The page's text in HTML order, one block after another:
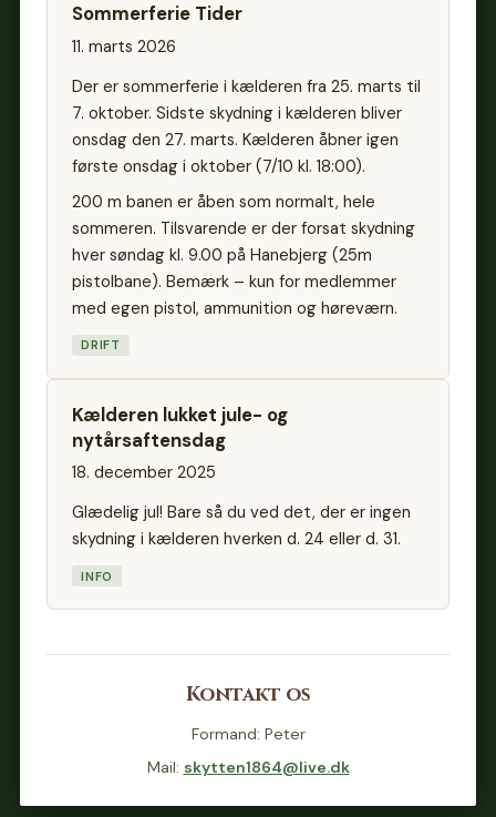
Sommerferie Tider
11. marts 2026
Der er sommerferie i kælderen fra 25. marts til
7. oktober. Sidste skydning i kælderen bliver
onsdag den 27. marts. Kælderen åbner igen
første onsdag i oktober (7/10 kl. 18:00).
200 m banen er åben som normalt, hele
sommeren. Tilsvarende er der forsat skydning
hver søndag kl. 9.00 på Hanebjerg (25m
pistolbane). Bemærk – kun for medlemmer
med egen pistol, ammunition og høreværn.
DRIFT
Kælderen lukket jule- og
nytårsaftensdag
18. december 2025
Glædelig jul! Bare så du ved det, der er ingen
skydning i kælderen hverken d. 24 eller d. 31.
INFO
Kontakt os
Formand: Peter
Mail: skytten1864@live.dk